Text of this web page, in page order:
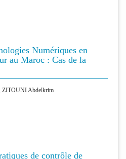
Numériques en
au Maroc : Cas de la
ZITOUNI Abdelkrim
de contrôle de